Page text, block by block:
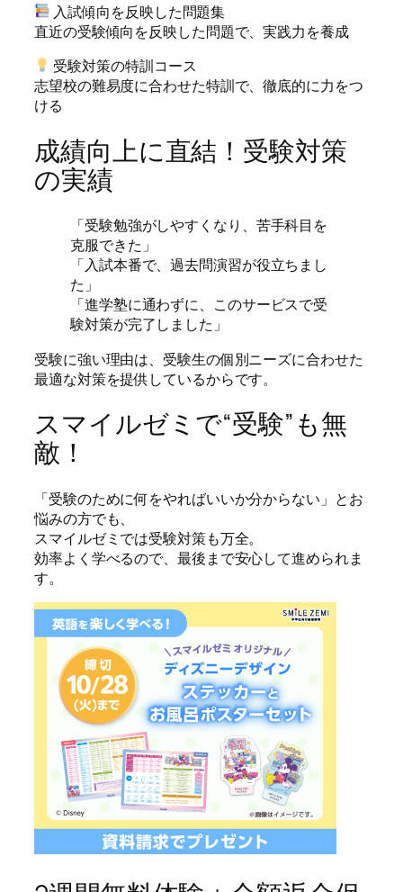
入試傾向を反映した問題集
直近の受験傾向を反映した問題で、実践力を養成
受験対策の特訓コース
志望校の難易度に合わせた特訓で、徹底的に力をつ
ける
成績向上に直結！受験対策
の実績
「受験勉強がしやすくなり、苦手科目を
克服できた」
「入試本番で、過去問演習が役立ちまし
た」
「進学塾に通わずに、このサービスで受
験対策が完了しました」
受験に強い理由は、受験生の個別ニーズに合わせた
最適な対策を提供しているからです。
スマイルゼミで“受験”も無
敵！
「受験のために何をやればいいか分からない」とお
悩みの方でも、
スマイルゼミでは受験対策も万全。
効率よく学べるので、最後まで安心して進められま
す。